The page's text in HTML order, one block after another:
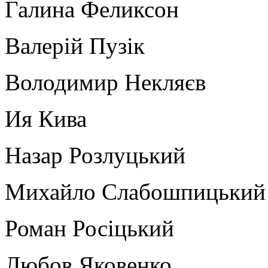
Галина Феликсон
Валерій Пузік
Володимир Некляєв
Ия Кива
Назар Розлуцький
Михайло Слабошпицький
Роман Росіцький